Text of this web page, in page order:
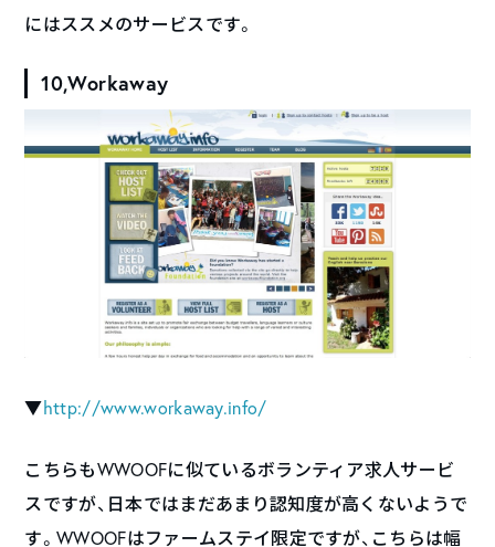
にはススメのサービスです。
10,Workaway
▼http://www.workaway.info/
こちらもWWOOFに似ているボランティア求人サービ
スですが、日本ではまだあまり認知度が高くないようで
す。WWOOFはファームステイ限定ですが、こちらは幅